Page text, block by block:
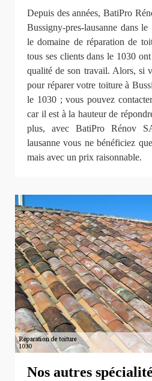
Depuis des années, BatiPro
Bussigny-pres-lausanne dans
le domaine de réparation de
tous ses clients dans le 1030
qualité de son travail. Alors, si
pour réparer votre toiture à
le 1030 ; vous pouvez
car il est à la hauteur de
plus, avec BatiPro Rénov
lausanne vous ne bénéficiez
mais avec un prix raisonnable.
Nos autres